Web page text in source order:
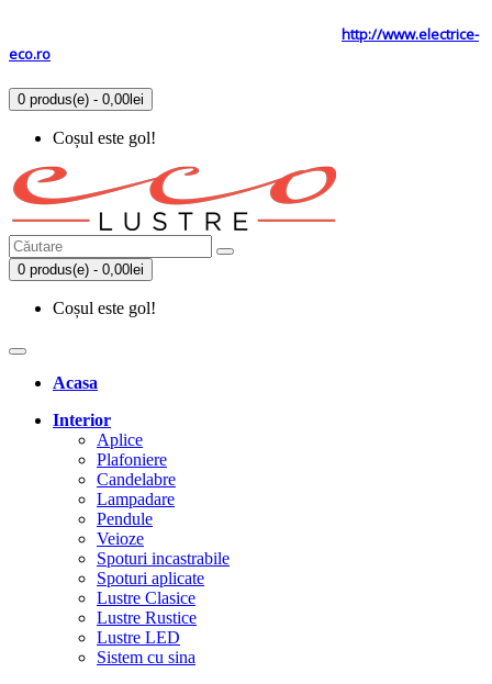
http://www.electrice-
eco.ro
0 produs(e) - 0,00lei
Coșul este gol!
0 produs(e) - 0,00lei
Coșul este gol!
Acasa
Interior
Aplice
Plafoniere
Candelabre
Lampadare
Pendule
Veioze
Spoturi incastrabile
Spoturi aplicate
Lustre Clasice
Lustre Rustice
Lustre LED
Sistem cu sina